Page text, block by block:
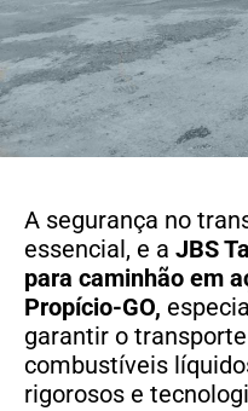
A segurança no
essencial, e a JBS
para caminhão em
Propício-GO,
garantir o
combustíveis
rigorosos e